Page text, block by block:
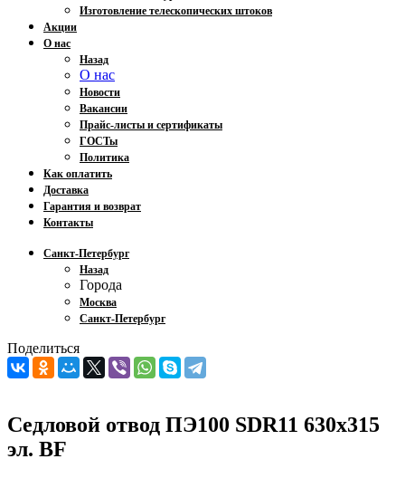
Изготовление телескопических штоков
Акции
О нас
Назад
О нас
Новости
Вакансии
Прайс-листы и сертификаты
ГОСТы
Политика
Как оплатить
Доставка
Гарантия и возврат
Контакты
Санкт-Петербург
Назад
Города
Москва
Санкт-Петербург
Поделиться
Седловой отвод ПЭ100 SDR11 630х315
эл. BF